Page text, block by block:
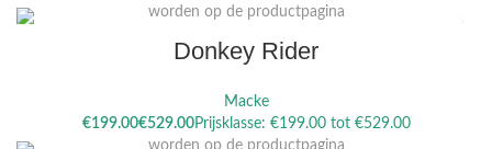
worden op de productpagina
Donkey Rider
Macke
€
€
Dit product heeft meerdere variaties. Deze optie kan gekozen